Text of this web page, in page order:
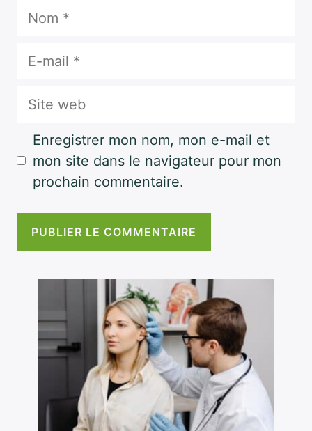
Nom
E-
Site
Enregistrer mon nom, mon e-mail et
mon site dans le navigateur pour mon
prochain commentaire.